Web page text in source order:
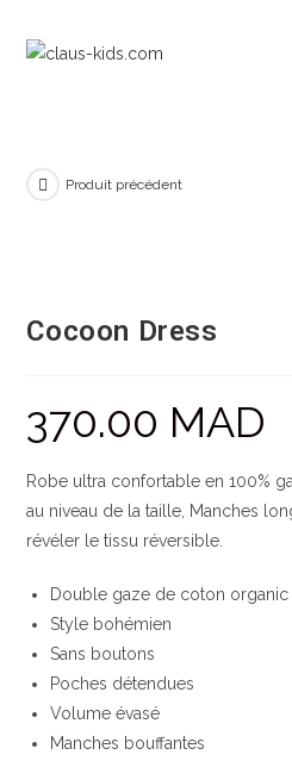
Produit précédent
Cocoon Dress
370.00 MAD
Robe ultra confortable en 100%
au niveau de la taille, Manches
révéler le tissu réversible.
Double gaze de coton organic
Style bohémien
Sans boutons
Poches détendues
Volume évasé
Manches bouffantes